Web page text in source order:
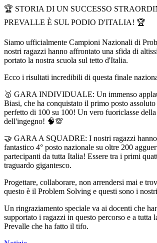
🏆 STORIA DI UN SUCCESSO
PREVALLE È SUL PODIO D'ITALIA! 🏆
Siamo ufficialmente Campioni Nazionali di
nostri ragazzi hanno affrontato una sfida di
portato la nostra scuola sul tetto d'Italia.
Ecco i risultati incredibili di questa finale
🥇 GARA INDIVIDUALE: Un immenso
Biasi, che ha conquistato il primo posto
perfetto di 100 su 100! Un vero fuoriclasse
dell'ingegno! 🧠💯
🤝 GARA A SQUADRE: I nostri ragazzi
fantastico 4° posto nazionale su oltre 200
partecipanti da tutta Italia! Essere tra i primi
traguardo gigantesco.
Progettare, collaborare, non arrendersi mai e
questo è il Problem Solving e questi sono i
Un ringraziamento speciale va ai docenti che
supportato i ragazzi in questo percorso e a tutta
Prevalle che ha fatto il tifo.